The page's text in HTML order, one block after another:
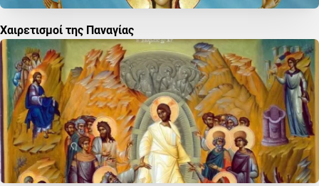
Χαιρετισμοί της Παναγίας